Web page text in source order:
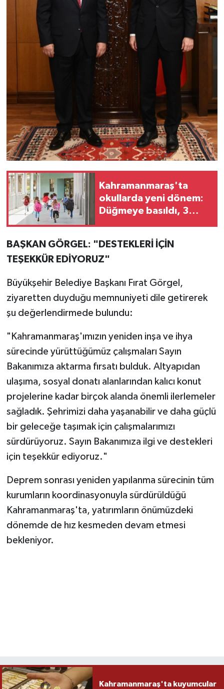
Kahramanmaraş'ta
okullarda yeni dönem:
Düğmeye basıldı, 3
BAŞKAN GÖRGEL: "DESTEKLERİ İÇİN
TEŞEKKÜR EDİYORUZ"
Büyükşehir Belediye Başkanı Fırat Görgel,
ziyaretten duyduğu memnuniyeti dile getirerek
şu değerlendirmede bulundu:
"Kahramanmaraş'ımızın yeniden inşa ve ihya
sürecinde yürüttüğümüz çalışmaları Sayın
Bakanımıza aktarma fırsatı bulduk. Altyapıdan
ulaşıma, sosyal donatı alanlarından kalıcı konut
projelerine kadar birçok alanda önemli ilerlemeler
sağladık. Şehrimizi daha yaşanabilir ve daha güçlü
bir geleceğe taşımak için çalışmalarımızı
sürdürüyoruz. Sayın Bakanımıza ilgi ve destekleri
için teşekkür ediyoruz."
Deprem sonrası yeniden yapılanma sürecinin tüm
kurumların koordinasyonuyla sürdürüldüğü
Kahramanmaraş'ta, yatırımların önümüzdeki
dönemde de hız kesmeden devam etmesi
bekleniyor.
Kahramanmaraş'ta kuyumcular